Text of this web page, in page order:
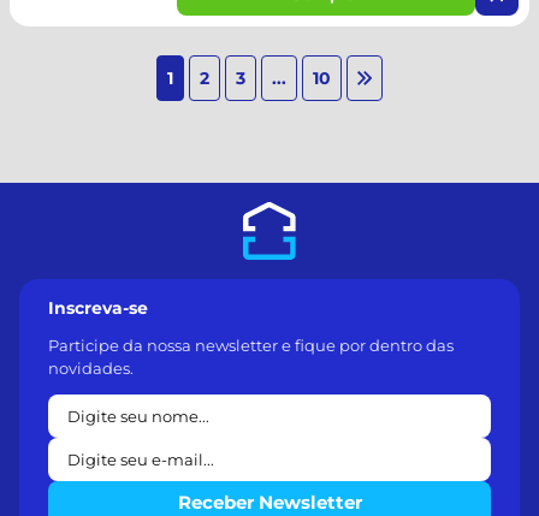
1 2 3 ... 10
Inscreva-se
Participe da nossa newsletter e fique por dentro das
novidades.
Receber Newsletter